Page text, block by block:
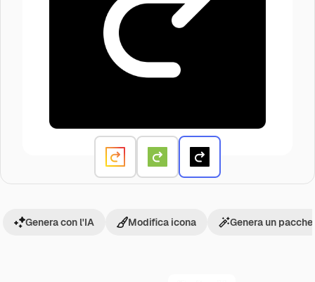
Genera con l'IA Modifica icona Genera un